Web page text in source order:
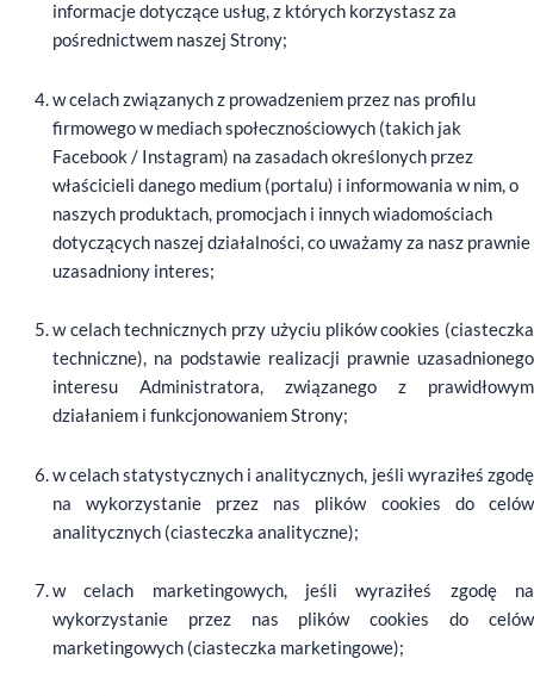
informacje dotyczące usług, z których korzystasz za
pośrednictwem naszej Strony;
w celach związanych z prowadzeniem przez nas profilu
firmowego w mediach społecznościowych (takich jak
Facebook / Instagram) na zasadach określonych przez
właścicieli danego medium (portalu) i informowania w nim, o
naszych produktach, promocjach i innych wiadomościach
dotyczących naszej działalności, co uważamy za nasz prawnie
uzasadniony interes;
w celach technicznych przy użyciu plików cookies (ciasteczka
techniczne), na podstawie realizacji prawnie uzasadnionego
interesu Administratora, związanego z prawidłowym
działaniem i funkcjonowaniem Strony;
w celach statystycznych i analitycznych, jeśli wyraziłeś zgodę
na wykorzystanie przez nas plików cookies do celów
analitycznych (ciasteczka analityczne);
w celach marketingowych, jeśli wyraziłeś zgodę na
wykorzystanie przez nas plików cookies do celów
marketingowych (ciasteczka marketingowe);